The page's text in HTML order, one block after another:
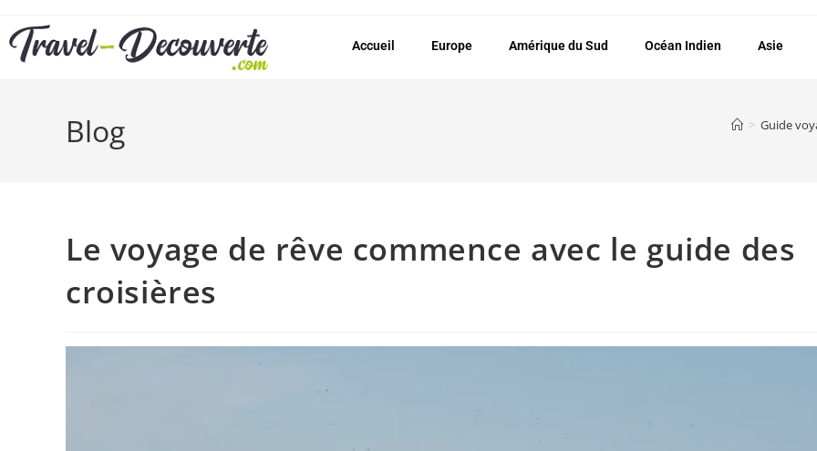
Accueil Europe Amérique du Sud Océan Indien Asie
Blog > Guide
Le voyage de rêve commence avec le guide des
croisières